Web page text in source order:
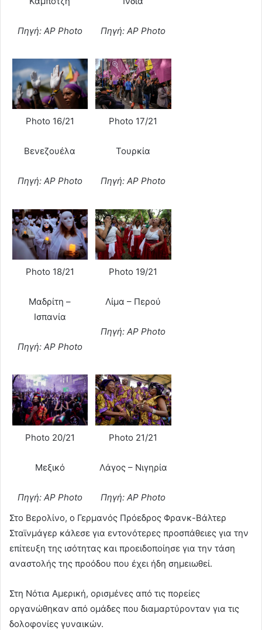
Πηγή: AP Photo Πηγή: AP Photo
Photo 16/21
Βενεζουέλα
Πηγή: AP Photo
Photo 17/21
Τουρκία
Πηγή: AP Photo
Photo 18/21
Μαδρίτη –
Ισπανία
Πηγή: AP Photo
Photo 19/21
Λίμα – Περού
Πηγή: AP Photo
Photo 20/21
Μεξικό
Πηγή: AP Photo
Photo 21/21
Λάγος – Νιγηρία
Πηγή: AP Photo
Στο Βερολίνο, ο Γερμανός Πρόεδρος Φρανκ-Βάλτερ
Σταϊνμάγερ κάλεσε για εντονότερες προσπάθειες για την
επίτευξη της ισότητας και προειδοποίησε για την τάση
αναστολής της προόδου που έχει ήδη σημειωθεί.
Στη Νότια Αμερική, ορισμένες από τις πορείες
οργανώθηκαν από ομάδες που διαμαρτύρονταν για τις
δολοφονίες γυναικών.